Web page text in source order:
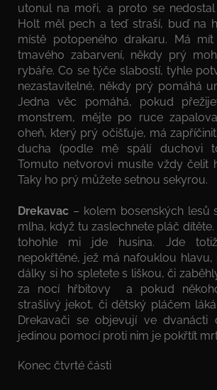
utonul na moři, a proto se nedostal
Holt měl pech a teď straší, buď na
místě potopeného drakaru. Má
tmavého zabarvení, někdy prý
rybáře. Co se týče slabostí, tyhle
nezastavitelné, někdy prý pomáhá
Jedna věc pomáhá, pokud
monstrem, mějte po ruce
oheň, který prý očišťuje, má
ducha (podle mě spálí duchovi
Tomuto netvorovi musíte vždy čelit
Taky ho prý můžete setnou sekyrou.
Drekavac – kolem bosenských lesů
mlha, když tu zaslechnete pláč dítěte.
tohohle mi jde husina. Jde
nepokřtěné, jež má nafouklou
dálky si ho spletete s liškou, či
za nocí hřbitovy a pokud
strašlivý jekot, či dětský pláčem
Drekavači se objevují ve dvanácti
jedinou pomocí proti nim je pokřtít
Konec čtvrté části